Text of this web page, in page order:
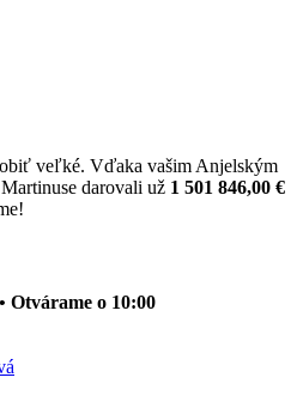
veľké. Vďaka vašim Anjelským
darovali už 1 501 846,00 €
• Otvárame o 10:00